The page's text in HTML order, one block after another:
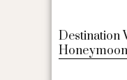
Destination
Honeymoon